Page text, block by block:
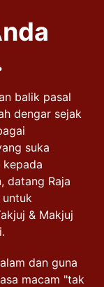
balik pasal
dengar sejak
suka
kepada
datang Raja
untuk
& Makjuj
dan guna
macam "tak